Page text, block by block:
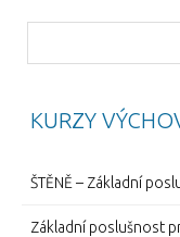
KURZY
ŠTĚNĚ – Základní
Základní poslušnost